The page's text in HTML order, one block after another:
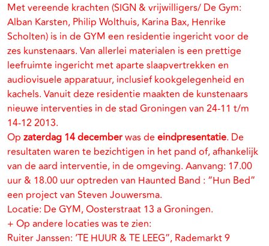
Met vereende krachten (SIGN & vrijwilligers/ De Gym:
Alban Karsten, Philip Wolthuis, Karina Bax, Henrike
Scholten) is in de GYM een residentie ingericht voor de
zes kunstenaars. Van allerlei materialen is een prettige
leefruimte ingericht met aparte slaapvertrekken en
audiovisuele apparatuur, inclusief kookgelegenheid en
kachels. Vanuit deze residentie maakten de kunstenaars
nieuwe interventies in de stad Groningen van 24-11 t/m
14-12 2013.
Op zaterdag 14 decemberwas de eindpresentatie. De
resultaten waren te bezichtigen in het pand of, afhankelijk
van de aard interventie, in de omgeving. Aanvang: 17.00
uur & 18.00 uur optreden van Haunted Band : “Hun Bed”
een project van Steven Jouwersma.
Locatie: De GYM, Oosterstraat 13 a Groningen.
+ Op andere locaties was te zien:
Ruiter Janssen: ‘TE HUUR & TE LEEG”, Rademarkt 9